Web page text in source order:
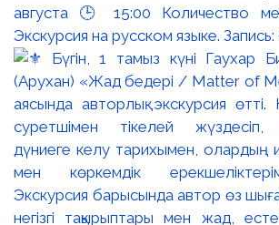
августа 🕒 15:00 Количество
Экскурсия на русском языке.